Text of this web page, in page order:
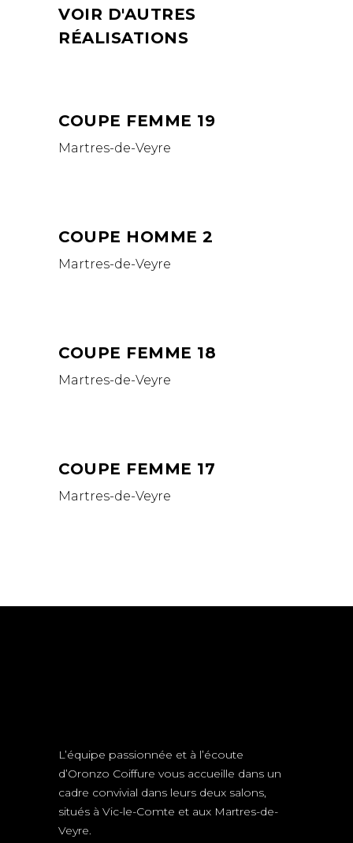
VOIR D'AUTRES
RÉALISATIONS
COUPE FEMME 19
Martres-de-Veyre
COUPE HOMME 2
Martres-de-Veyre
COUPE FEMME 18
Martres-de-Veyre
COUPE FEMME 17
Martres-de-Veyre
L’équipe passionnée et à l’écoute
d’Oronzo Coiffure vous accueille dans un
cadre convivial dans leurs deux salons,
situés à Vic-le-Comte et aux Martres-de-
Veyre.